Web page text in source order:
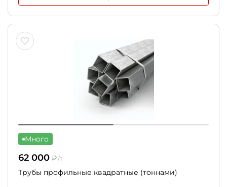
Много
62 000 ₽/т
Трубы профильные квадратные (тоннами)